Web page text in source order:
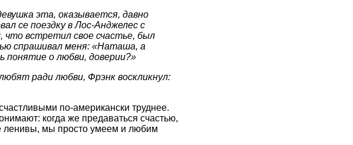
эта, оказывается, давно
се поездку в Лос-Анджелес с
встретил свое счастье, был
спрашивал меня: «Наташа, а
понятие о любви, доверии?»
ради любви, Фрэнк воскликнул:
по-американски труднее.
когда же предаваться счастью,
ленивы, мы просто умеем и любим